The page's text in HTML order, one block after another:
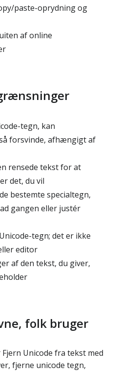
paste-oprydning og
af online
tegn, kan
forsvinde, afhængigt af
rensede tekst for at
det, du vil
bestemte specialtegn,
gangen eller justér
tegn; det er ikke
editor
af den tekst, du giver,
folk bruger
Unicode fra tekst med
fjerne unicode tegn,